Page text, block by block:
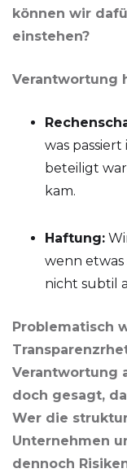
können wir
einstehen?
Verantwortung
was
beteiligt
kam.
Haftung:
wenn etwas
nicht subtil
Problematisch
Verantwortung
doch gesagt,
Wer die
Unternehmen
dennoch